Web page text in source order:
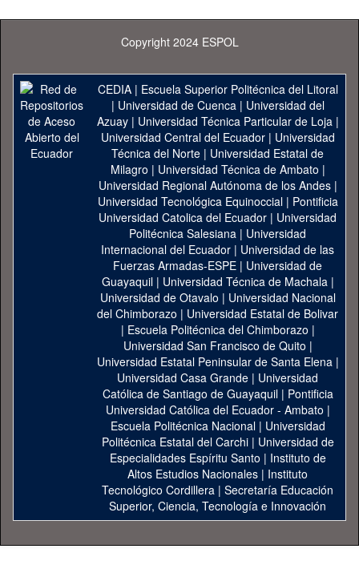
Copyright 2024 ESPOL
CEDIA| Escuela Superior Politécnica del Litoral
| Universidad de Cuenca| Universidad del
Azuay| Universidad Técnica Particular de Loja|
Universidad Central del Ecuador| Universidad
Técnica del Norte | Universidad Estatal de
Milagro | Universidad Técnica de Ambato |
Universidad Regional Autónoma de los Andes|
Universidad Tecnológica Equinoccial| Pontificia
Universidad Catolica del Ecuador | Universidad
Politécnica Salesiana | Universidad
Internacional del Ecuador | Universidad de las
Fuerzas Armadas-ESPE | Universidad de
Guayaquil| Universidad Técnica de Machala|
Universidad de Otavalo | Universidad Nacional
del Chimborazo | Universidad Estatal de Bolivar
| Escuela Politécnica del Chimborazo |
Universidad San Francisco de Quito |
Universidad Estatal Peninsular de Santa Elena|
Universidad Casa Grande | Universidad
Católica de Santiago de Guayaquil| Pontificia
Universidad Católica del Ecuador - Ambato |
Escuela Politécnica Nacional| Universidad
Politécnica Estatal del Carchi| Universidad de
Especialidades Espíritu Santo | Instituto de
Altos Estudios Nacionales | Instituto
Tecnológico Cordillera | Secretaría Educación
Superior, Ciencia, Tecnología e Innovación